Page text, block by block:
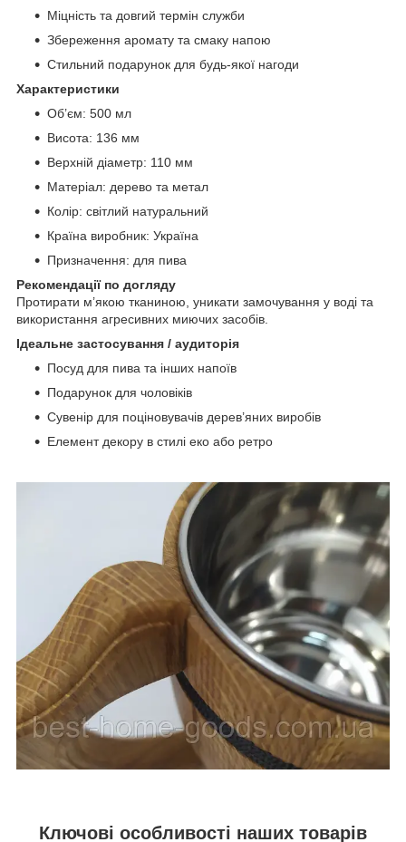
Міцність та довгий термін служби
Збереження аромату та смаку напою
Стильний подарунок для будь-якої нагоди
Характеристики
Об’єм: 500 мл
Висота: 136 мм
Верхній діаметр: 110 мм
Матеріал: дерево та метал
Колір: світлий натуральний
Країна виробник: Україна
Призначення: для пива
Рекомендації по догляду
Протирати м’якою тканиною, уникати замочування у воді та
використання агресивних миючих засобів.
Ідеальне застосування / аудиторія
Посуд для пива та інших напоїв
Подарунок для чоловіків
Сувенір для поціновувачів дерев’яних виробів
Елемент декору в стилі еко або ретро
Ключові особливості наших товарів